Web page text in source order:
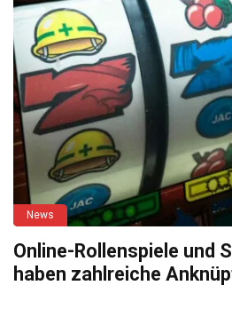
News
Online-Rollenspiele und
haben zahlreiche